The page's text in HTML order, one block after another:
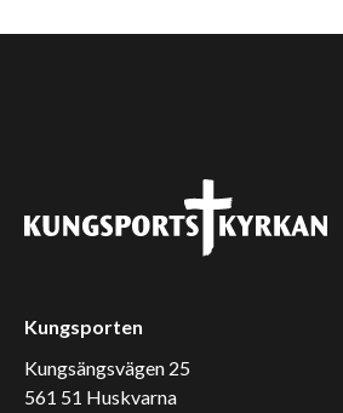
Kungsporten
Kungsängsvägen 25
561 51 Huskvarna